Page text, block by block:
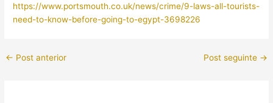
https://www.portsmouth.co.uk/news/crime/9-laws-all-tourists-
need-to-know-before-going-to-egypt-3698226
← Post anterior Post seguinte →